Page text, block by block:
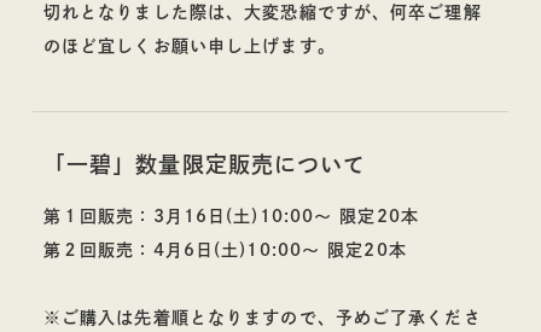
切れとなりました際は、大変恐縮ですが、何卒ご理解
のほど宜しくお願い申し上げます。
「一碧」数量限定販売について
第１回販売：3月16日(土)10:00～ 限定20本
第２回販売：4月6日(土)10:00～ 限定20本
※ご購入は先着順となりますので、予めご了承くださ
日本酒